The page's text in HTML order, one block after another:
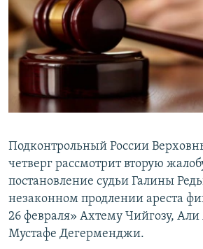
СОВЕТЫ ПРАВОЗАЩИТНИКОВ
ПРОПАВШИЕ БЕЗ ВЕСТИ
ПОБЕДИТЕЛЕЙ НЕ СУДЯТ?
ELIFBE
Qırımtatar
ПРИСОЕДИНЯЙТЕСЬ!
Все сайты RFE/RL
Подконтрольный России
четверг рассмотрит вторую
постановление судьи Галины
незаконном продлении ареста
26 февраля» Ахтему Чийгозу, Али
Мустафе Дегерменджи.